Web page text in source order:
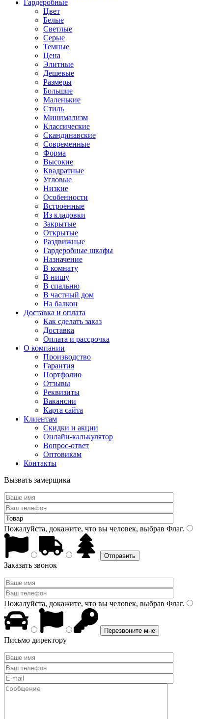
Гардеробные
Цвет
Белые
Светлые
Серые
Темные
Цена
Элитные
Дешевые
Размеры
Большие
Маленькие
Стиль
Минимализм
Классические
Скандинавские
Современные
Форма
Высокие
Квадратные
Угловые
Низкие
Особенности
Встроенные
Из кладовки
Закрытые
Открытые
Раздвижные
Гардеробные шкафы
Назначение
В комнату
В нишу
В спальню
В частный дом
На балкон
Доставка и оплата
Как сделать заказ
Доставка
Оплата и рассрочка
О компании
Производство
Гарантия
Портфолио
Отзывы
Реквизиты
Вакансии
Карта сайта
Клиентам
Скидки и акции
Онлайн-калькулятор
Вопрос-ответ
Оптовикам
Контакты
Вызвать замерщика
Пожалуйста, докажите, что вы человек, выбрав Флаг.
Заказать звонок
Пожалуйста, докажите, что вы человек, выбрав Флаг.
Письмо директору